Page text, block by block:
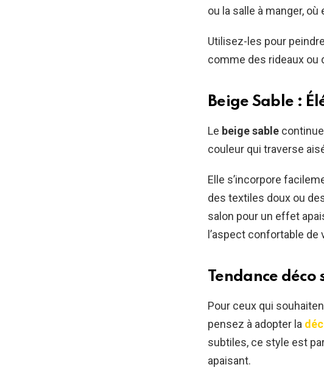
ou la salle à manger,
Utilisez-les pour
comme des rideaux ou
Beige Sable :
Le beige sable
couleur qui traverse
Elle s’incorpore
des textiles doux ou
salon pour un effet
l’aspect confortable de
Tendance
Pour ceux qui
pensez à adopter la
subtiles, ce style est
apaisant.